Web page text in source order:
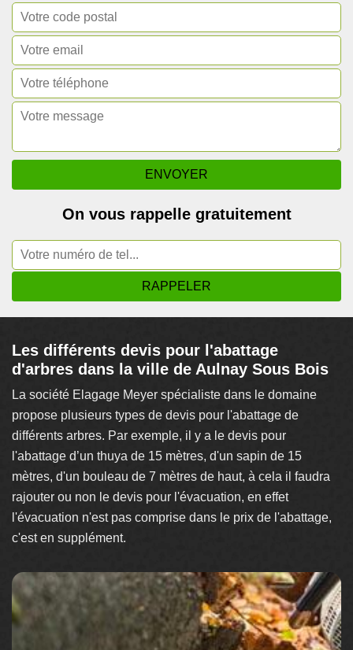
On vous rappelle gratuitement
Les différents devis pour l'abattage
d'arbres dans la ville de Aulnay Sous Bois
La société Elagage Meyer spécialiste dans le domaine
propose plusieurs types de devis pour l'abattage de
différents arbres. Par exemple, il y a le devis pour
l'abattage d’un thuya de 15 mètres, d'un sapin de 15
mètres, d'un bouleau de 7 mètres de haut, à cela il faudra
rajouter ou non le devis pour l'évacuation, en effet
l'évacuation n'est pas comprise dans le prix de l'abattage,
c'est en supplément.